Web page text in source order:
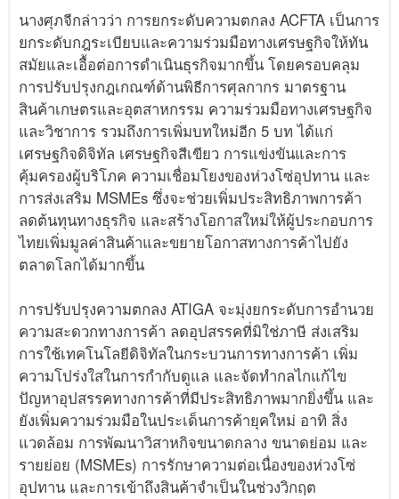
นางศุภจีกล่าวว่า การยกระดับความตกลง ACFTA เป็นการ
ยกระดับกฎระเบียบและความร่วมมือทางเศรษฐกิจให้ทัน
สมัยและเอื้อต่อการดำเนินธุรกิจมากขึ้น โดยครอบคลุม
การปรับปรุงกฎเกณฑ์ด้านพิธีการศุลกากร มาตรฐาน
สินค้าเกษตรและอุตสาหกรรม ความร่วมมือทางเศรษฐกิจ
และวิชาการ รวมถึงการเพิ่มบทใหม่อีก 5 บท ได้แก่
เศรษฐกิจดิจิทัล เศรษฐกิจสีเขียว การแข่งขันและการ
คุ้มครองผู้บริโภค ความเชื่อมโยงของห่วงโซ่อุปทาน และ
การส่งเสริม MSMEs ซึ่งจะช่วยเพิ่มประสิทธิภาพการค้า
ลดต้นทุนทางธุรกิจ และสร้างโอกาสใหม่ให้ผู้ประกอบการ
ไทยเพิ่มมูลค่าสินค้าและขยายโอกาสทางการค้าไปยัง
ตลาดโลกได้มากขึ้น
การปรับปรุงความตกลง ATIGA จะมุ่งยกระดับการอำนวย
ความสะดวกทางการค้า ลดอุปสรรคที่มิใช่ภาษี ส่งเสริม
การใช้เทคโนโลยีดิจิทัลในกระบวนการทางการค้า เพิ่ม
ความโปร่งใสในการกำกับดูแล และจัดทำกลไกแก้ไข
ปัญหาอุปสรรคทางการค้าที่มีประสิทธิภาพมากยิ่งขึ้น และ
ยังเพิ่มความร่วมมือในประเด็นการค้ายุคใหม่ อาทิ สิ่ง
แวดล้อม การพัฒนาวิสาหกิจขนาดกลาง ขนาดย่อม และ
รายย่อย (MSMEs) การรักษาความต่อเนื่องของห่วงโซ่
อุปทาน และการเข้าถึงสินค้าจำเป็นในช่วงวิกฤต